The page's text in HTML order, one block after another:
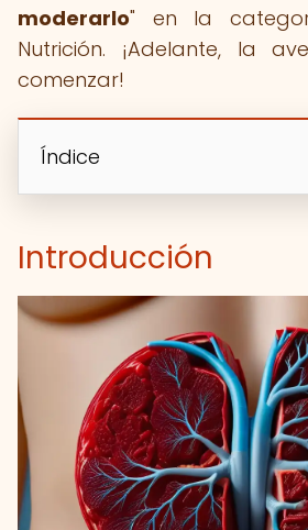
moderarlo" en la
Nutrición. ¡Adelante, la
comenzar!
Índice
Introducción